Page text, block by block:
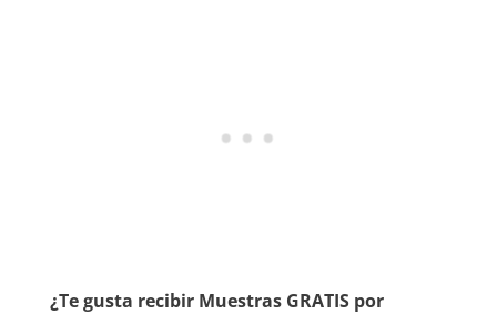
¿Te gusta recibir Muestras GRATIS por